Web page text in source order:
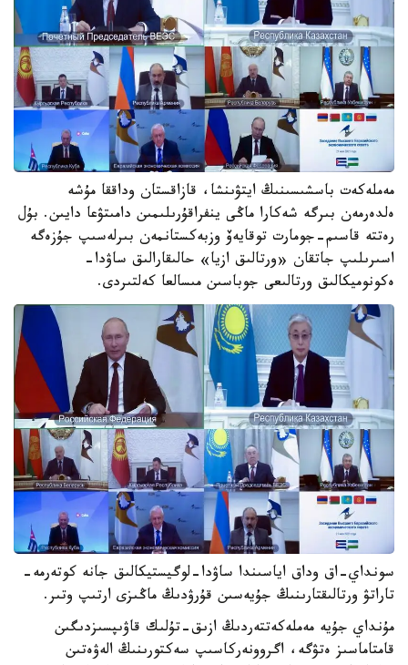
مەملەكەت باسشىسىنىڭ ايتۋىنشا، قازاقستان وداققا مۇشە
ەلدەرمەن بىرگە شەكارا ماڭى ينفراقۇرىلىمىن دامىتۋعا دايىن. بۇل
رەتتە قاسىم-جومارت توقايەۆ وزبەكستانمەن بىرلەسىپ جۇزەگە
اسىرىلىپ جاتقان «ورتالىق ازيا» حالىقارالىق ساۋدا-
ەكونوميكالىق ورتالىعى جوباسىن مىسالعا كەلتىردى.
سونداي-اق وداق اياسىندا ساۋدا-لوگيستيكالىق جانە كوتەرمە-
تاراتۋ ورتالىقتارىنىڭ جۇيەسىن قۇرۋدىڭ ماڭىزى ارتىپ وتىر.
مۇنداي جۇيە مەملەكەتتەردىڭ ازىق-تۇلىك قاۋىپسىزدىگىن
قامتاماسىز ەتۋگە، اگروونەركاسىپ سەكتورىنىڭ الەۋەتىن